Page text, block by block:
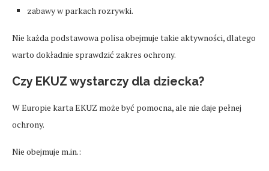
zabawy w parkach rozrywki.
Nie każda podstawowa polisa obejmuje takie aktywności, dlatego
warto dokładnie sprawdzić zakres ochrony.
Czy EKUZ wystarczy dla dziecka?
W Europie karta EKUZ może być pomocna, ale nie daje pełnej
ochrony.
Nie obejmuje m.in.: